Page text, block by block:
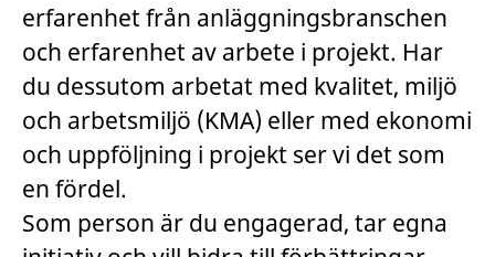
erfarenhet från anläggningsbranschen
och erfarenhet av arbete i projekt. Har
du dessutom arbetat med kvalitet, miljö
och arbetsmiljö (KMA) eller med ekonomi
och uppföljning i projekt ser vi det som
en fördel.
Som person är du engagerad, tar egna